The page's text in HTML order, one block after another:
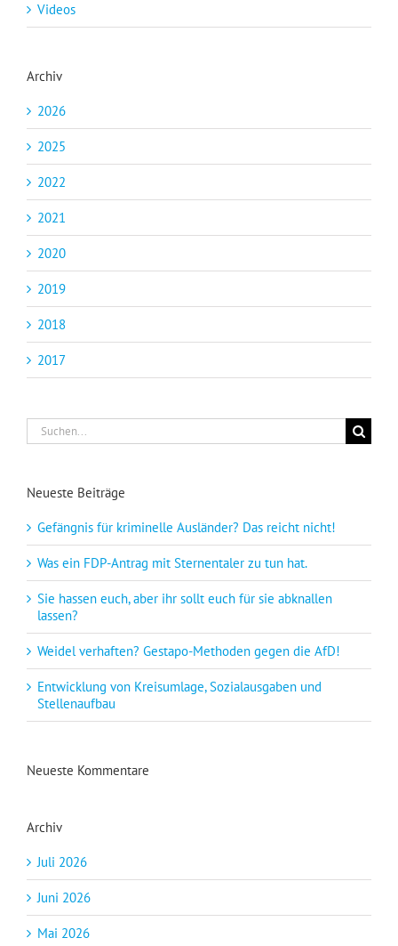
Videos
Archiv
2026
2025
2022
2021
2020
2019
2018
2017
Suche
nach:
Neueste Beiträge
Gefängnis für kriminelle Ausländer? Das reicht nicht!
Was ein FDP-Antrag mit Sternentaler zu tun hat.
Sie hassen euch, aber ihr sollt euch für sie abknallen
lassen?
Weidel verhaften? Gestapo-Methoden gegen die AfD!
Entwicklung von Kreisumlage, Sozialausgaben und
Stellenaufbau
Neueste Kommentare
Archiv
Juli 2026
Juni 2026
Mai 2026